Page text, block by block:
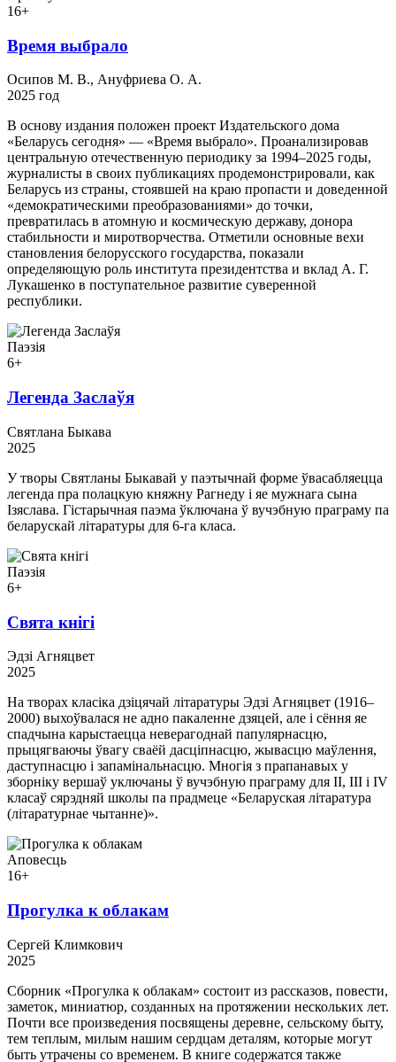
16+
Время выбрало
Осипов М. В., Ануфриева О. А.
2025 год
В основу издания положен проект Издательского дома
«Беларусь сегодня» — «Время выбрало». Проанализировав
центральную отечественную периодику за 1994–2025 годы,
журналисты в своих публикациях продемонстрировали, как
Беларусь из страны, стоявшей на краю пропасти и доведенной
«демократическими преобразованиями» до точки,
превратилась в атомную и космическую державу, донора
стабильности и миротворчества. Отметили основные вехи
становления белорусского государства, показали
определяющую роль института президентства и вклад А. Г.
Лукашенко в поступательное развитие суверенной
республики.
Паэзія
6+
Легенда Заслаўя
Святлана Быкава
2025
У творы Святланы Быкавай у паэтычнай форме ўвасабляецца
легенда пра полацкую княжну Рагнеду і яе мужнага сына
Ізяслава. Гістарычная паэма ўключана ў вучэбную праграму па
беларускай літаратуры для 6-га класа.
Паэзія
6+
Свята кнігі
Эдзі Агняцвет
2025
На творах класіка дзіцячай літаратуры Эдзі Агняцвет (1916–
2000) выхоўвалася не адно пакаленне дзяцей, але і сёння яе
спадчына карыстаецца неверагоднай папулярнасцю,
прыцягваючы ўвагу сваёй дасціпнасцю, жывасцю маўлення,
даступнасцю і запамінальнасцю. Многія з прапанавых у
зборніку вершаў уключаны ў вучэбную праграму для II, III і IV
класаў сярэдняй школы па прадмеце «Беларуская літаратура
(літаратурнае чытанне)».
Аповесць
16+
Прогулка к облакам
Сергей Климкович
2025
Сборник «Прогулка к облакам» состоит из рассказов, повести,
заметок, миниатюр, созданных на протяжении нескольких лет.
Почти все произведения посвящены деревне, сельскому быту,
тем теплым, милым нашим сердцам деталям, которые могут
быть утрачены со временем. В книге содержатся также